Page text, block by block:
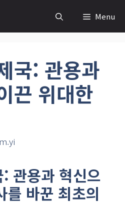
Menu
국: 관용과
끈 위대한
관용과 혁신으
를 바꾼 최초의